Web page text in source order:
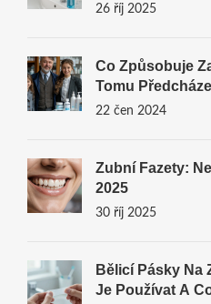
Vědět
26 říj 2025
Co Způsobuje
Tomu
22 čen 2024
Zubní Fazety:
2025
30 říj 2025
Bělicí Pásky Na
Je Používat A